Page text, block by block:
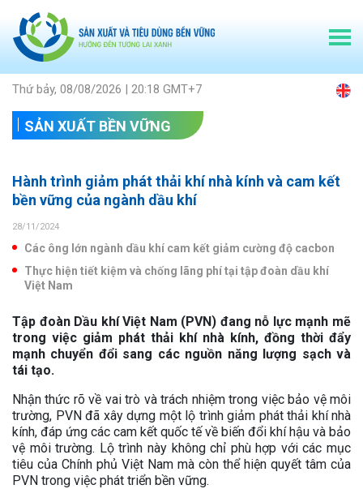
Thứ bảy, 08/08/2026 | 20:18 GMT+7
SẢN XUẤT BỀN VỮNG
Hành trình giảm phát thải khí nhà kính và cam kết
bền vững của ngành dầu khí
28/11/2024
Các ông lớn ngành dầu khí cam kết giảm cường độ cacbon
Thực hiện tiết kiệm và chống lãng phí tại tập đoàn dầu khí
Việt Nam
Tập đoàn Dầu khí Việt Nam (PVN) đang nỗ lực mạnh mẽ
trong việc giảm phát thải khí nhà kính, đồng thời đẩy
mạnh chuyển đổi sang các nguồn năng lượng sạch và
tái tạo.
Nhận thức rõ về vai trò và trách nhiệm trong việc bảo vệ môi
trường, PVN đã xây dựng một lộ trình giảm phát thải khí nhà
kính, đáp ứng các cam kết quốc tế về biến đổi khí hậu và bảo
vệ môi trường. Lộ trình này không chỉ phù hợp với các mục
tiêu của Chính phủ Việt Nam mà còn thể hiện quyết tâm của
PVN trong việc phát triển bền vững.